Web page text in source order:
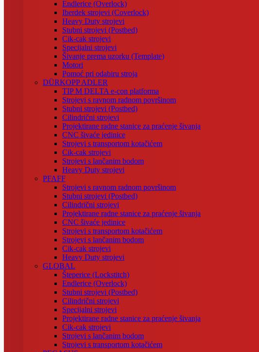
Endlerice (Overlock)
Iberdek strojevi (Coverlock)
Heavy Duty strojevi
Stubni strojevi (Postbed)
Cik-cak strojevi
Specijalni strojevi
Šivanje prema uzorku (Template)
Motori
Pomoć pri odabiru stroja
DÜRKOPP ADLER
TIP M DELTA e-con platforma
Strojevi s ravnom radnom površinom
Stubni strojevi (Postbed)
Cilindrični strojevi
Projektirane radne stanice za praćenje šivanja
CNC šivaće jedinice
Strojevi s transportom kotačićem
Cik-cak strojevi
Strojevi s lančanim bodom
Heavy Duty strojevi
PFAFF
Strojevi s ravnom radnom površinom
Stubni strojevi (Postbed)
Cilindrični strojevi
Projektirane radne stanice za praćenje šivanja
CNC šivaće jedinice
Strojevi s transportom kotačićem
Strojevi s lančanim bodom
Cik-cak strojevi
Heavy Duty strojevi
GLOBAL
Šteperice (Lockstitch)
Endlerice (Overlock)
Stubni strojevi (Postbed)
Cilindrični strojevi
Specijalni strojevi
Projektirane radne stanice za praćenje šivanja
Cik-cak strojevi
Strojevi s lančanim bodom
Strojevi s transportom kotačićem